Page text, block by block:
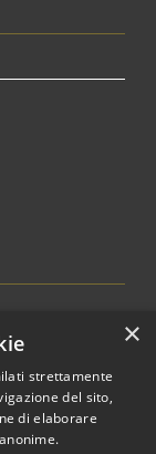
×
strettamente
del sito,
di elaborare